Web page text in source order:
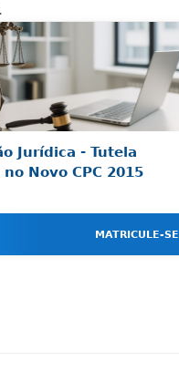
Jurídica - Tutela
Novo CPC 2015
MATRICULE-SE